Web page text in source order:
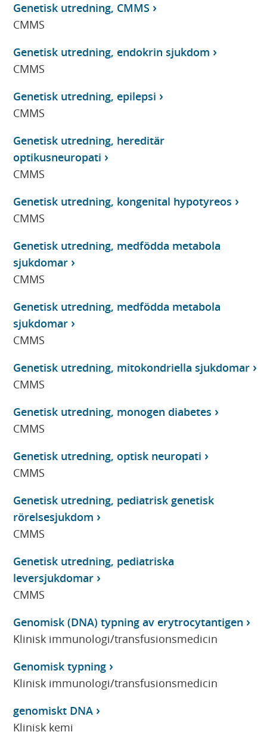
Genetisk utredning, CMMS
CMMS
Genetisk utredning, endokrin sjukdom
CMMS
Genetisk utredning, epilepsi
CMMS
Genetisk utredning, hereditär
optikusneuropati
CMMS
Genetisk utredning, kongenital hypotyreos
CMMS
Genetisk utredning, medfödda metabola
sjukdomar
CMMS
Genetisk utredning, medfödda metabola
sjukdomar
CMMS
Genetisk utredning, mitokondriella sjukdomar
CMMS
Genetisk utredning, monogen diabetes
CMMS
Genetisk utredning, optisk neuropati
CMMS
Genetisk utredning, pediatrisk genetisk
rörelsesjukdom
CMMS
Genetisk utredning, pediatriska
leversjukdomar
CMMS
Genomisk (DNA) typning av erytrocytantigen
Klinisk immunologi/transfusionsmedicin
Genomisk typning
Klinisk immunologi/transfusionsmedicin
genomiskt DNA
Klinisk kemi